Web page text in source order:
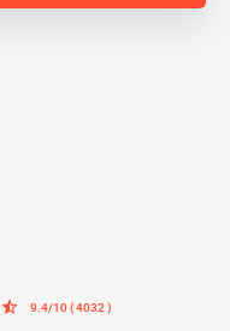
star_half 9.4/10 ( 4032 )